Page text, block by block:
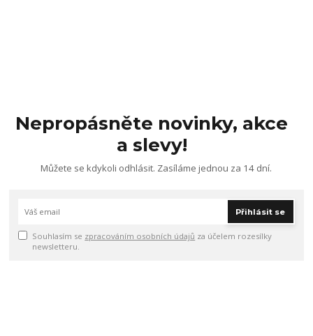
Nepropásněte novinky, akce
a slevy!
Můžete se kdykoli odhlásit. Zasíláme jednou za 14 dní.
Přihlásit se
Souhlasím se zpracováním osobních údajů za účelem rozesílky
newsletteru.